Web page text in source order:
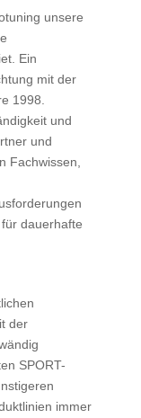
unsere
Ein
mit der
1998.
und
und
Fachwissen,
dauerhafte
der
SPORT-
immer